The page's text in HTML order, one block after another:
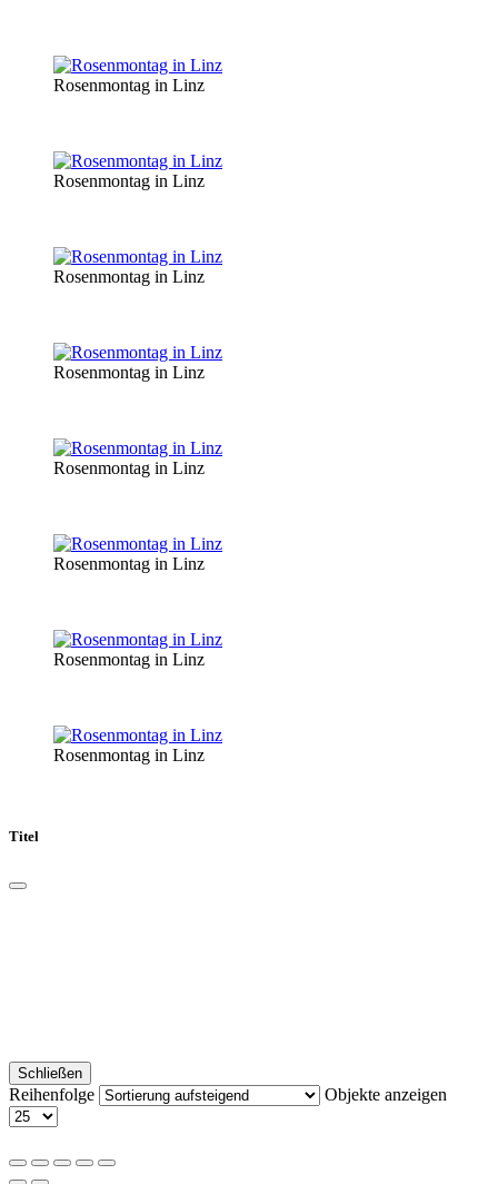
Rosenmontag in Linz
Rosenmontag in Linz
Rosenmontag in Linz
Rosenmontag in Linz
Rosenmontag in Linz
Rosenmontag in Linz
Rosenmontag in Linz
Rosenmontag in Linz
Titel
Schließen
Reihenfolge Objekte anzeigen